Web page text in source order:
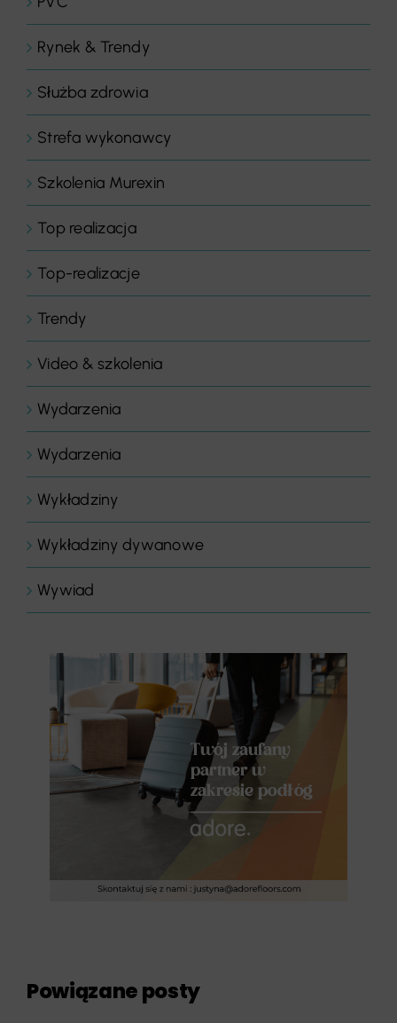
Rynek & Trendy
Służba zdrowia
Strefa wykonawcy
Szkolenia Murexin
Top realizacja
Top-realizacje
Trendy
Video & szkolenia
Wydarzenia
Wydarzenia
Wykładziny
Wykładziny dywanowe
Wywiad
Powiązane posty